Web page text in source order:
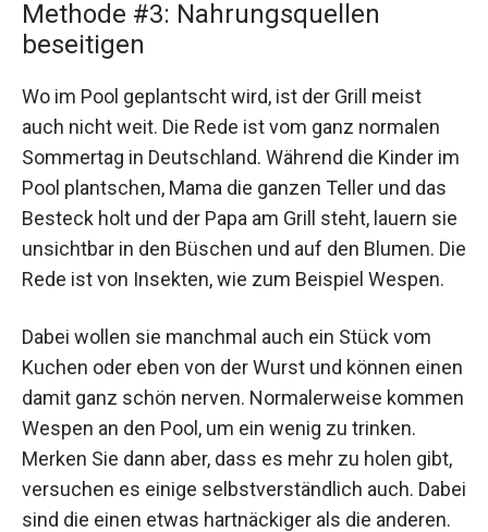
Methode #3: Nahrungsquellen
beseitigen
Wo im Pool geplantscht wird, ist der Grill meist
auch nicht weit. Die Rede ist vom ganz normalen
Sommertag in Deutschland. Während die Kinder im
Pool plantschen, Mama die ganzen Teller und das
Besteck holt und der Papa am Grill steht, lauern sie
unsichtbar in den Büschen und auf den Blumen. Die
Rede ist von Insekten, wie zum Beispiel Wespen.
Dabei wollen sie manchmal auch ein Stück vom
Kuchen oder eben von der Wurst und können einen
damit ganz schön nerven. Normalerweise kommen
Wespen an den Pool, um ein wenig zu trinken.
Merken Sie dann aber, dass es mehr zu holen gibt,
versuchen es einige selbstverständlich auch. Dabei
sind die einen etwas hartnäckiger als die anderen.